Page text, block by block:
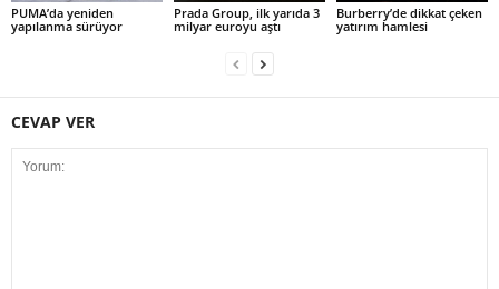
PUMA’da yeniden
yapılanma sürüyor
Prada Group, ilk yarıda 3
milyar euroyu aştı
Burberry’de dikkat çeken
yatırım hamlesi
CEVAP VER